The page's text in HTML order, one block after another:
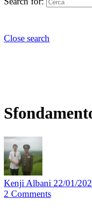
Close search
Kenji Albani 22/01/
2 Comments